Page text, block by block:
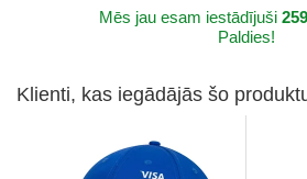
Mēs jau esam iestādījuši
Paldies!
Klienti, kas iegādājās šo